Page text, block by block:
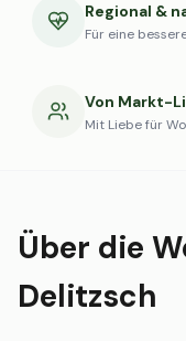
Regional &
Für eine
Von Markt-
Mit Liebe für
Über die
Delitzsch